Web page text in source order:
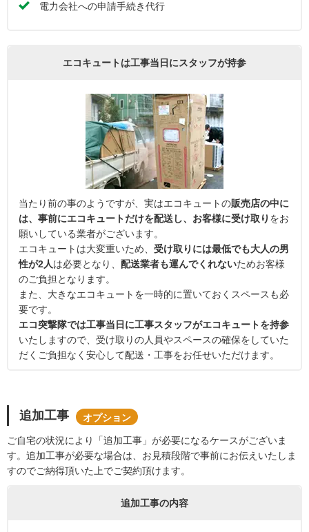
電力会社への申請手続き代行
エコキュートは工事当日にスタッフが持参
当たり前の事のようですが、実はエコキュートの販売店の中に
は、事前にエコキュートだけを配送し、お客様に受け取り をお
願いしている業者がございます。
エコキュートは大変重いため、 受け取りには最低でも大人の男
性が2人は必要となり、 配送業者も運んでくれないためお客様
のご負担となります。
また、大きなエコキュートを一時的に置いておくスペースも必
要です。
エコ突撃隊では工事当日に工事スタッフがエコキュートを持参
いたしますので、受け取りの人員やスペースの確保をしていた
だくご負担なく安心して配送・工事をお任せいただけます。
追加工事 オプション
ご自宅の状況により「追加工事」が必要になるケースがございま
す。追加工事が必要な場合は、お見積段階で事前にお伝えいたしま
すのでご納得頂いた上でご契約頂けます。
追加工事の内容